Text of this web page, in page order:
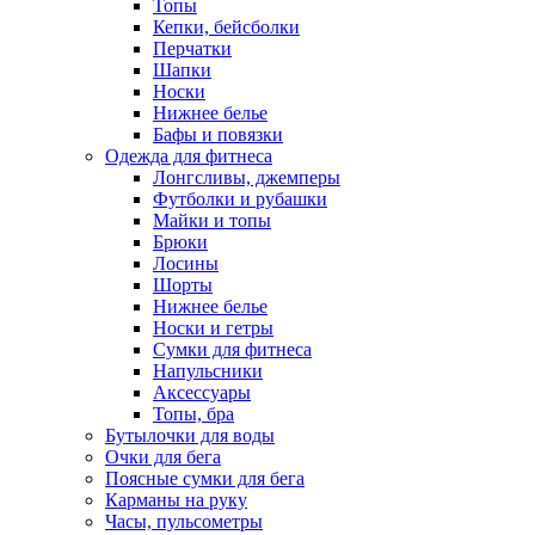
Топы
Кепки, бейсболки
Перчатки
Шапки
Носки
Нижнее белье
Бафы и повязки
Одежда для фитнеса
Лонгсливы, джемперы
Футболки и рубашки
Майки и топы
Брюки
Лосины
Шорты
Нижнее белье
Носки и гетры
Сумки для фитнеса
Напульсники
Аксессуары
Топы, бра
Бутылочки для воды
Очки для бега
Поясные сумки для бега
Карманы на руку
Часы, пульсометры